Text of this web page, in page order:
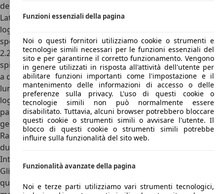
della gamma Biturbo.
Lateralmente, invece, oltre al tappo della benzina con il
logo Maserati sul lato destro e dei cerchi da 16 pollici
specifici, troviamo le stesse linee molto squadrate della
2.24 e, in generale, delle Biturbo, mentre al posteriore
spicca un alettone posteriore piuttosto grande e collegato
a due profili che ne continuano la linea anche verso il
lunotto. A rendere riconoscibile la Racing, poi, ci pensano il
logo Racing specifico, i fari posteriori bruniti e la griglia sul
paraurti posteriore, affiancata da due coppie di scarichi
gemellati. Concludendo con le dimensioni di Maserati
Racing, il bagagliaio è invariato rispetto alle altre Biturbo a
due porte, offrendo una generosa capacità di 400 litri.
Interni Maserati Racing
Gli interni di Maserati Racing sono molto particolari, in
quanto uniscono il classico stile delle Biturbo dell’epoca,
Funzioni essenziali della pagina
Noi o questi fornitori utilizziamo cookie o strumenti e
tecnologie simili necessari per le funzioni essenziali del
sito e per garantirne il corretto funzionamento. Vengono
in genere utilizzati in risposta all'attività dell'utente per
abilitare funzioni importanti come l'impostazione e il
mantenimento delle informazioni di accesso o delle
preferenze sulla privacy. L'uso di questi cookie o
tecnologie simili non può normalmente essere
disabilitato. Tuttavia, alcuni browser potrebbero bloccare
questi cookie o strumenti simili o avvisare l'utente. Il
blocco di questi cookie o strumenti simili potrebbe
influire sulla funzionalità del sito web.
Funzionalità avanzate della pagina
Noi e terze parti utilizziamo vari strumenti tecnologici,